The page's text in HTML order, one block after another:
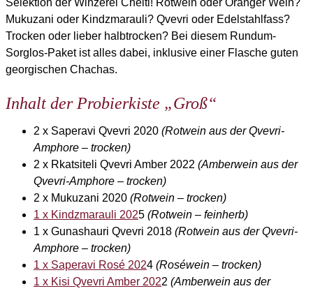
Mukuzani oder Kindzmarauli? Qvevri oder Edelstahlfass?
Trocken oder lieber halbtrocken? Bei diesem Rundum-
Sorglos-Paket ist alles dabei, inklusive einer Flasche guten
georgischen Chachas.
Inhalt der Probierkiste „Groß“
2 x Saperavi Qvevri 2020 (Rotwein aus der Qvevri-
Amphore – trocken)
2 x Rkatsiteli Qvevri Amber 2022 (Amberwein aus der
Qvevri-Amphore – trocken)
2 x Mukuzani 2020 (Rotwein – trocken)
1 x Kindzmarauli 2025 (Rotwein – feinherb)
1 x Gunashauri Qvevri 2018 (Rotwein aus der Qvevri-
Amphore – trocken)
1 x Saperavi Rosé 2024 (Roséwein – trocken)
1 x Kisi Qvevri Amber 2022 (Amberwein aus der